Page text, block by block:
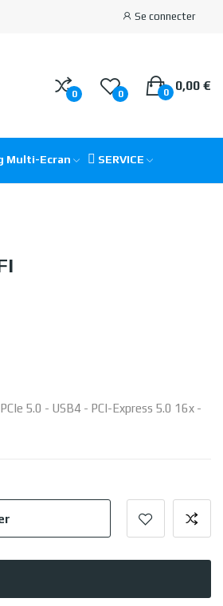
Se connecter
0 0
0,00 €
0
Multi-Ecran SERVICE
5.0 - USB4 - PCI-Express 5.0 16x -